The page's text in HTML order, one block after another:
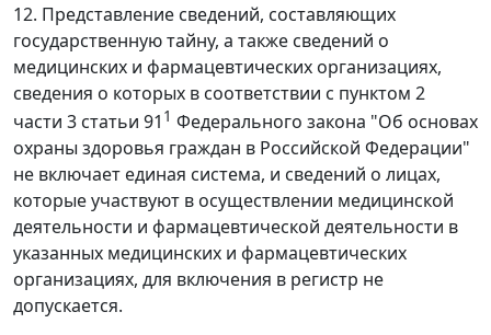
12. Представление сведений, составляющих
государственную тайну, а также сведений о
медицинских и фармацевтических организациях,
сведения о которых в соответствии с пунктом 2
части 3 статьи 91 1 Федерального закона "Об основах
охраны здоровья граждан в Российской Федерации"
не включает единая система, и сведений о лицах,
которые участвуют в осуществлении медицинской
деятельности и фармацевтической деятельности в
указанных медицинских и фармацевтических
организациях, для включения в регистр не
допускается.